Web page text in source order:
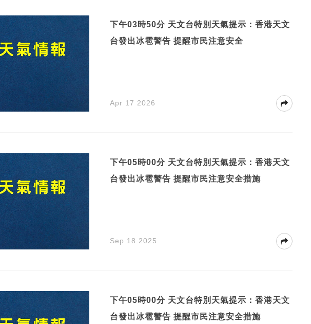
下午03時50分 天文台特別天氣提示：香港天文
台發出冰雹警告 提醒市民注意安全
Apr 17 2026
下午05時00分 天文台特別天氣提示：香港天文
台發出冰雹警告 提醒市民注意安全措施
Sep 18 2025
下午05時00分 天文台特別天氣提示：香港天文
台發出冰雹警告 提醒市民注意安全措施